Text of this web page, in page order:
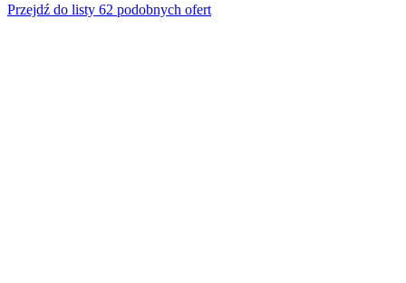
Przejdź do listy 62 podobnych ofert